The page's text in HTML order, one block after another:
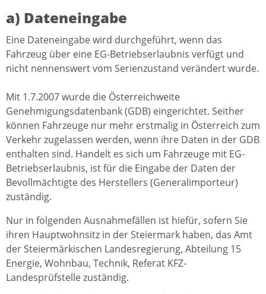
a) Dateneingabe
Eine Dateneingabe wird durchgeführt, wenn das
Fahrzeug über eine EG-Betriebserlaubnis verfügt und
nicht nennenswert vom Serienzustand verändert wurde.
Mit 1.7.2007 wurde die Österreichweite
Genehmigungsdatenbank (GDB) eingerichtet. Seither
können Fahrzeuge nur mehr erstmalig in Österreich zum
Verkehr zugelassen werden, wenn ihre Daten in der GDB
enthalten sind. Handelt es sich um Fahrzeuge mit EG-
Betriebserlaubnis, ist für die Eingabe der Daten der
Bevollmächtigte des Herstellers (Generalimporteur)
zuständig.
Nur in folgenden Ausnahmefällen ist hiefür, sofern Sie
ihren Hauptwohnsitz in der Steiermark haben, das Amt
der Steiermärkischen Landesregierung, Abteilung 15
Energie, Wohnbau, Technik, Referat KFZ-
Landesprüfstelle zuständig.